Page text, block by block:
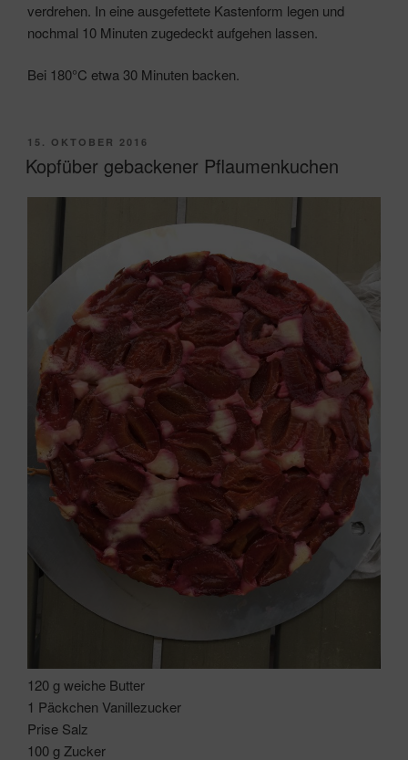
verdrehen. In eine ausgefettete Kastenform legen und
nochmal 10 Minuten zugedeckt aufgehen lassen.
Bei 180°C etwa 30 Minuten backen.
VERÖFFENTLICHT
AM
15. OKTOBER 2016
Kopfüber gebackener Pflaumenkuchen
120 g weiche Butter
1 Päckchen Vanillezucker
Prise Salz
100 g Zucker